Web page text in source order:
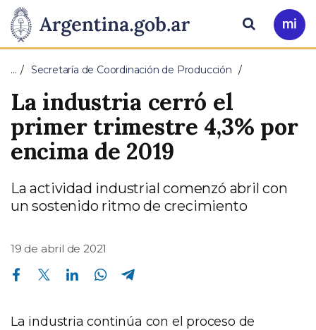
Presidencia
de
la
Nación
Pasar al contenido principal
Ir
a
Buscar
… Secretaría de Coordinación de Producción
La industria cerró el
primer trimestre 4,3% por
encima de 2019
La actividad industrial comenzó abril con
un sostenido ritmo de crecimiento
19 de abril de 2021
Compartir en Facebook Compartir en Twitter Compartir en Linkedin Compartir en Whatsapp
La industria continúa con el proceso de